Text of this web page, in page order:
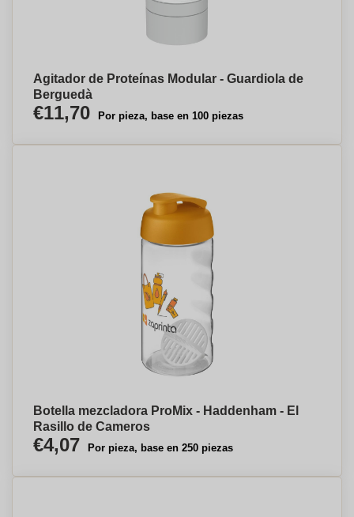
Agitador de Proteínas Modular - Guardiola de
Berguedà
€11,70 Por pieza, base en 100 piezas
Botella mezcladora ProMix - Haddenham - El
Rasillo de Cameros
€4,07 Por pieza, base en 250 piezas